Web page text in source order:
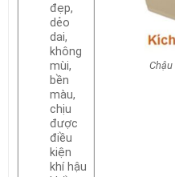
đẹp,
dẻo
dai,
không
mùi,
bền
màu,
chịu
được
điều
kiện
khí hậu